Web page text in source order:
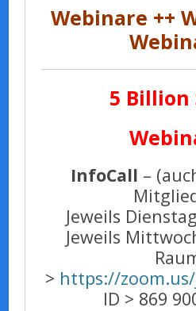
Webinare ++
5 Billion
InfoCall –
Jeweils
Jeweils
> https://
ID > 869